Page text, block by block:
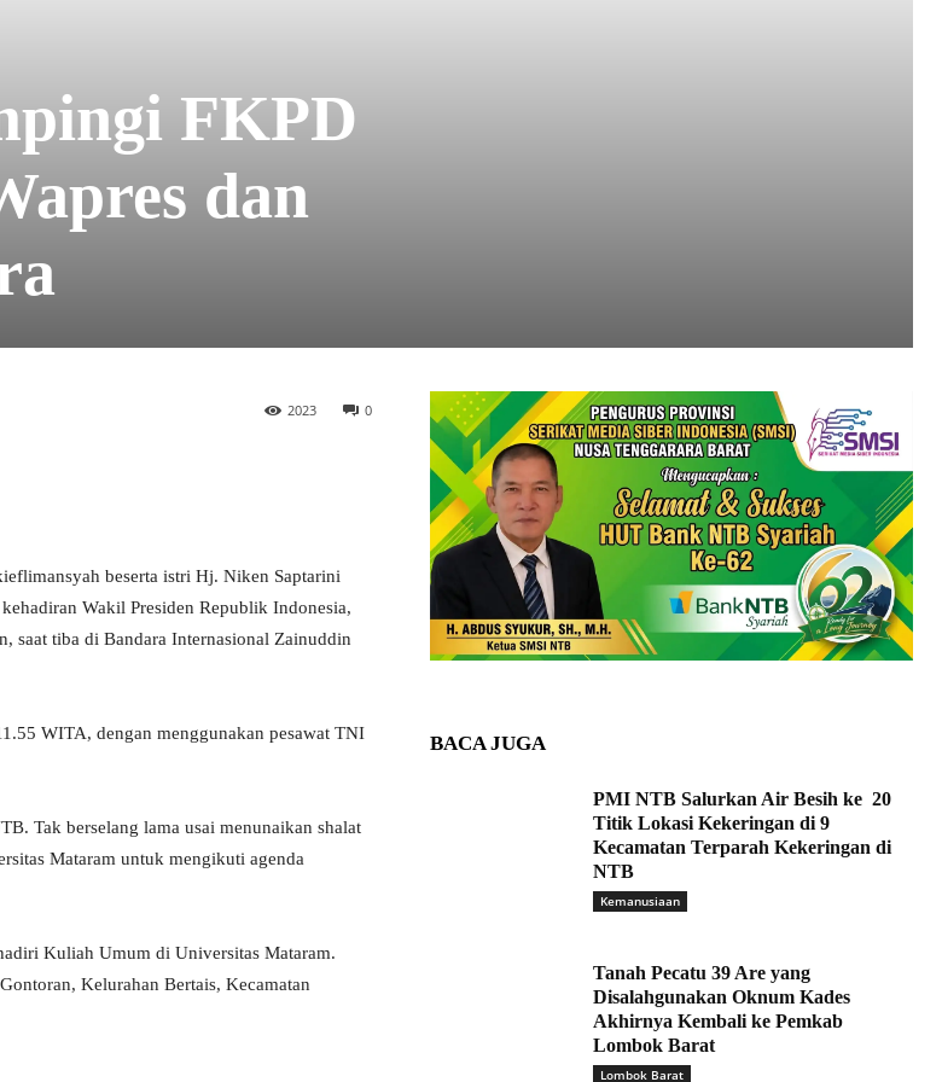
FKPD
dan
0
2023
beserta istri Hj. Niken Saptarini
Wakil Presiden Republik Indonesia,
saat tiba di Bandara Internasional Zainuddin
WITA, dengan menggunakan pesawat TNI
Tak berselang lama usai menunaikan shalat
Mataram untuk mengikuti agenda
Kuliah Umum di Universitas Mataram.
Kelurahan Bertais, Kecamatan
BACA JUGA
PMI NTB Salurkan Air Besih ke 20
Titik Lokasi Kekeringan di 9
Kecamatan Terparah Kekeringan di
NTB
Kemanusiaan
Tanah Pecatu 39 Are yang
Disalahgunakan Oknum Kades
Akhirnya Kembali ke Pemkab
Lombok Barat
Lombok Barat